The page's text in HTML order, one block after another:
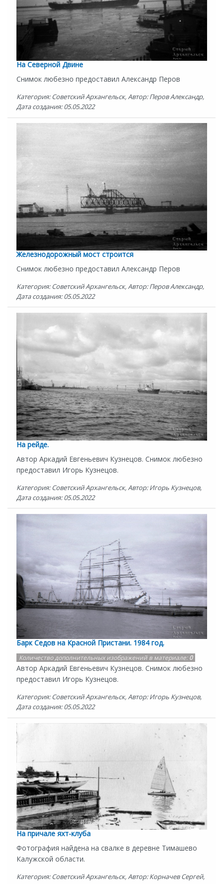
На Северной Двине
Снимок любезно предоставил Александр Перов
Категория: Советский Архангельск, Автор: Перов Александр,
Дата создания: 05.05.2022
Железнодорожный мост строится
Снимок любезно предоставил Александр Перов
Категория: Советский Архангельск, Автор: Перов Александр,
Дата создания: 05.05.2022
На рейде.
Автор Аркадий Евгеньевич Кузнецов. Снимок любезно
предоставил Игорь Кузнецов.
Категория: Советский Архангельск, Автор: Игорь Кузнецов,
Дата создания: 05.05.2022
Барк Седов на Красной Пристани. 1984 год.
Количество дополнительных изображений в материале:0
Автор Аркадий Евгеньевич Кузнецов. Снимок любезно
предоставил Игорь Кузнецов.
Категория: Советский Архангельск, Автор: Игорь Кузнецов,
Дата создания: 05.05.2022
На причале яхт-клуба
Фотография найдена на свалке в деревне Тимашево
Калужской области.
Категория: Советский Архангельск, Автор: Корначев Сергей,